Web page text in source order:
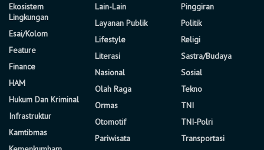
Ekosistem
Lingkungan
Esai/Kolom
Feature
Finance
HAM
Hukum Dan Kriminal
Infrastruktur
Kamtibmas
Lain-Lain
Layanan Publik
Lifestyle
Literasi
Nasional
Olah Raga
Ormas
Otomotif
Pariwisata
Pinggiran
Politik
Religi
Sastra/Budaya
Sosial
Tekno
TNI
TNI-Polri
Transportasi